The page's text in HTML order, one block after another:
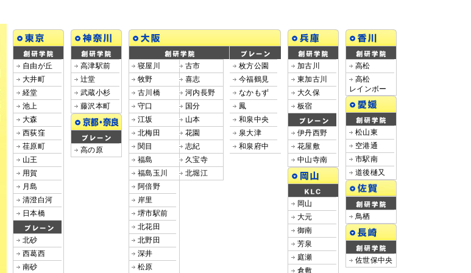
自由が丘
大井町
経堂
池上
大森
西荻窪
荏原町
山王
用賀
月島
清澄白河
日本橋
北砂
西葛西
南砂
高津駅前
辻堂
武蔵小杉
藤沢本町
高の原
寝屋川
牧野
古川橋
守口
江坂
北梅田
関目
福島
福島玉川
阿倍野
岸里
堺市駅前
北花田
北野田
深井
松原
古市
喜志
河内長野
国分
山本
花園
志紀
久宝寺
北堀江
枚方公園
今福鶴見
なかもず
鳳
和泉中央
泉大津
和泉府中
加古川
東加古川
大久保
板宿
伊丹西野
花屋敷
中山寺南
岡山
大元
御南
芳泉
庭瀬
倉敷
高松
高松
レインボー
松山東
空港通
市駅南
道後樋又
鳥栖
佐世保中央